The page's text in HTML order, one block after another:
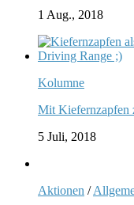
1 Aug., 2018
Kolumne
Mit Kiefernzapfen
5 Juli, 2018
Aktionen /